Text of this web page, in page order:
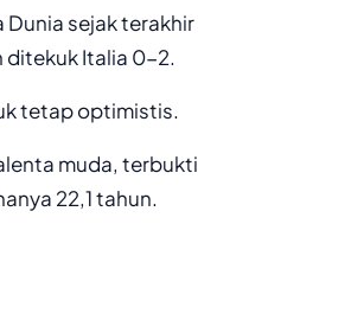
Dunia sejak terakhir
ditekuk Italia 0-2.
tetap optimistis.
muda, terbukti
22,1 tahun.